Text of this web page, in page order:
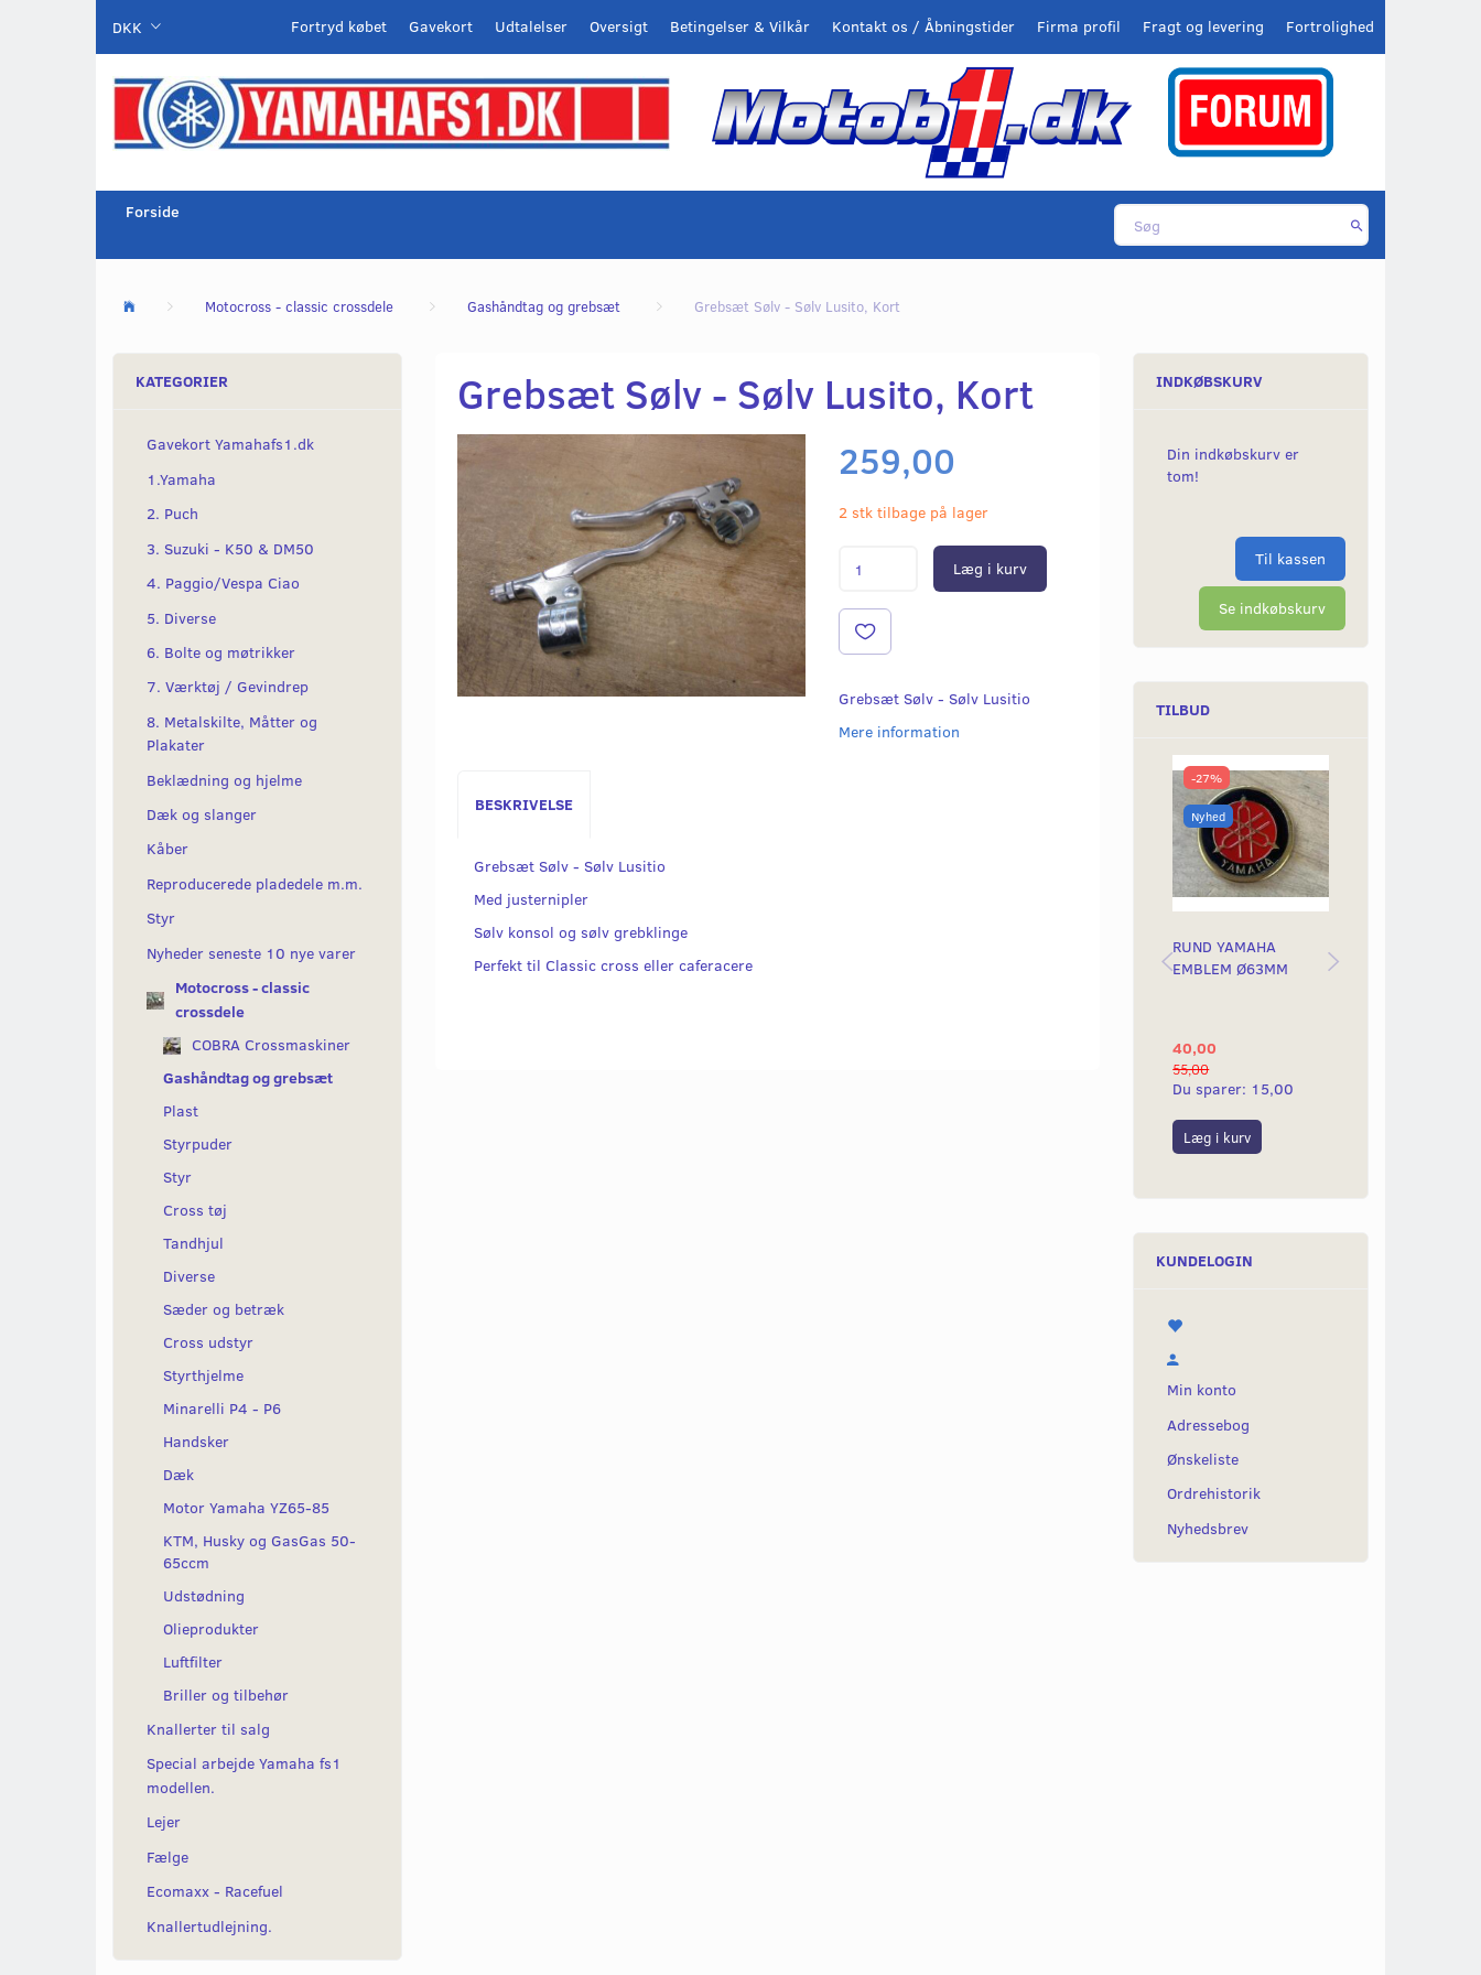
DKK Fortrolighed
Fragt og levering
Firma profil
Kontakt os / Åbningstider
Betingelser & Vilkår
Oversigt
Udtalelser
Gavekort
Fortryd købet
Forside
Motocross - classic crossdele Gashåndtag og grebsæt Grebsæt Sølv - Sølv Lusito, Kort
KATEGORIER
Gavekort Yamahafs1.dk
1.Yamaha
2. Puch
3. Suzuki - K50 & DM50
4. Paggio/Vespa Ciao
5. Diverse
6. Bolte og møtrikker
7. Værktøj / Gevindrep
8. Metalskilte, Måtter og
Plakater
Beklædning og hjelme
Dæk og slanger
Kåber
Reproducerede pladedele m.m.
Styr
Nyheder seneste 10 nye varer
Motocross - classic
crossdele
COBRA Crossmaskiner
Gashåndtag og grebsæt
Plast
Styrpuder
Styr
Cross tøj
Tandhjul
Diverse
Sæder og betræk
Cross udstyr
Styrthjelme
Minarelli P4 - P6
Handsker
Dæk
Motor Yamaha YZ65-85
KTM, Husky og GasGas 50-
65ccm
Udstødning
Olieprodukter
Luftfilter
Briller og tilbehør
Knallerter til salg
Special arbejde Yamaha fs1
modellen.
Lejer
Fælge
Ecomaxx - Racefuel
Knallertudlejning.
Grebsæt Sølv - Sølv Lusito, Kort
259,00
2 stk tilbage på lager
Læg i kurv
Grebsæt Sølv - Sølv Lusitio
Mere information
BESKRIVELSE
Grebsæt Sølv - Sølv Lusitio
Med justernipler
Sølv konsol og sølv grebklinge
Perfekt til Classic cross eller caferacere
INDKØBSKURV
Din indkøbskurv er
tom!
Til kassen
Se indkøbskurv
TILBUD
-27%
Nyhed
RUND YAMAHA
EMBLEM Ø63MM
40,00
55,00
Du sparer: 15,00
Læg i kurv
KUNDELOGIN
Min konto
Adressebog
Ønskeliste
Ordrehistorik
Nyhedsbrev